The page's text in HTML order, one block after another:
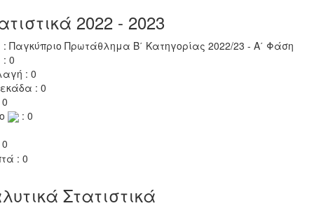
2022 - 2023
: Παγκύπριο Πρωτάθλημα Β΄ Κατηγορίας 2022/23 - Α΄ Φάση
: 0
: 0
: 0
: 0
: 0
Στατιστικά